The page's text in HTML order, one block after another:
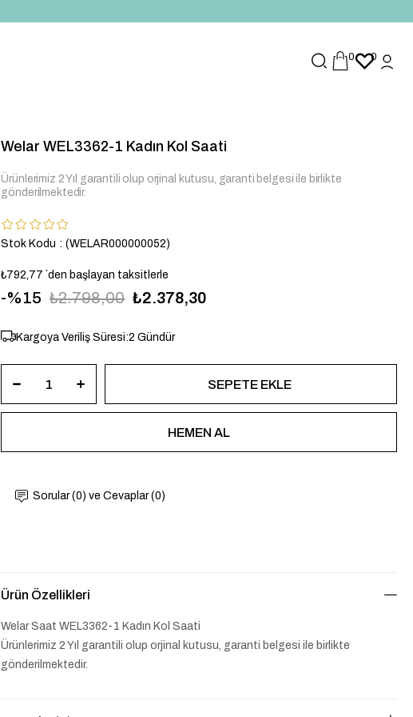
0 0
Welar WEL3362-1 Kadın Kol Saati
Ürünlerimiz 2 Yıl garantili olup orjinal kutusu, garanti belgesi ile birlikte
gönderilmektedir.
Stok Kodu (WELAR000000052)
₺792,77 `den başlayan taksitlerle
15 ₺2.798,00 ₺2.378,30
Kargoya Veriliş Süresi:2 Gündür
Sorular (0) ve Cevaplar (0)
Ürün Özellikleri
Welar Saat WEL3362-1 Kadın Kol Saati
Ürünlerimiz 2 Yıl garantili olup orjinal kutusu, garanti belgesi ile birlikte
gönderilmektedir.